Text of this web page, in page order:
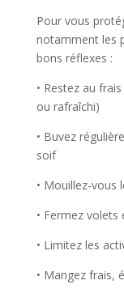
Pour vous
notamment les
bons réflexes :
• Restez au
ou rafraîchi)
• Buvez
soif
• Mouillez-vous
• Fermez
• Limitez les
• Mangez frais,